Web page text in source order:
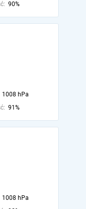
90%
1008 hPa
91%
1008 hPa